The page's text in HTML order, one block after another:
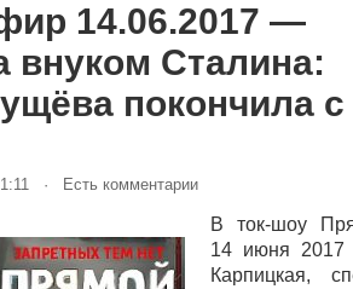
14.06.2017 —
внуком Сталина:
покончила с
· Есть комментарии
В ток-шоу
14 июня 2017
Карпицкая,